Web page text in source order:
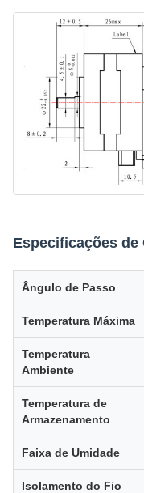
Especificações de
Ângulo de Passo
Temperatura Máxima
Temperatura
Ambiente
Temperatura de
Armazenamento
Faixa de Umidade
Isolamento do Fio